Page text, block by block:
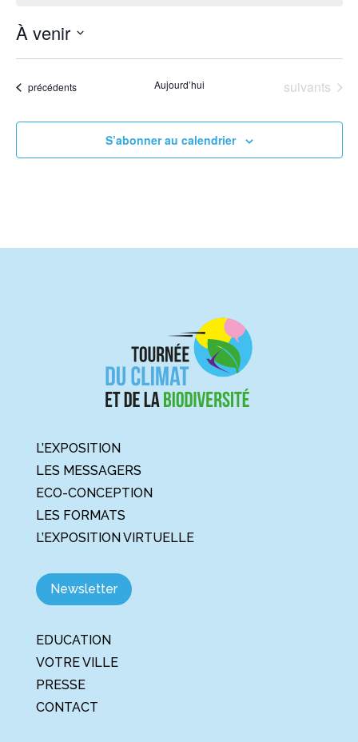
À venir
Sélectionnez
Évènements
précédents Aujourd’hui Évènements
suivants
S’abonner au calendrier
L’EXPOSITION
LES MESSAGERS
ECO-CONCEPTION
LES FORMATS
L’EXPOSITION VIRTUELLE
Newsletter
EDUCATION
VOTRE VILLE
PRESSE
CONTACT